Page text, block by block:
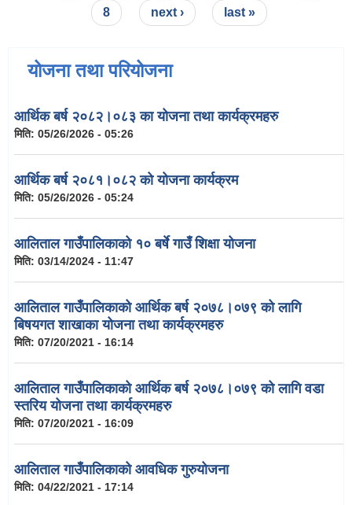
8
next › last »
योजना तथा परियोजना
आर्थिक बर्ष २०८२।०८३ का योजना तथा कार्यक्रमहरु
मिति: 05/26/2026 - 05:26
आर्थिक बर्ष २०८१।०८२ को योजना कार्यक्रम
मिति: 05/26/2026 - 05:24
आलिताल गाउँपालिकाको १० बर्षे गाउँ शिक्षा योजना
मिति: 03/14/2024 - 11:47
आलिताल गाउँपालिकाको आर्थिक बर्ष २०७८।०७९ को लागि
बिषयगत शाखाका योजना तथा कार्यक्रमहरु
मिति: 07/20/2021 - 16:14
आलिताल गाउँपालिकाको आर्थिक बर्ष २०७८।०७९ को लागि वडा
स्तरिय योजना तथा कार्यक्रमहरु
मिति: 07/20/2021 - 16:09
आलिताल गाउँपालिकाको आवधिक गुरुयोजना
मिति: 04/22/2021 - 17:14